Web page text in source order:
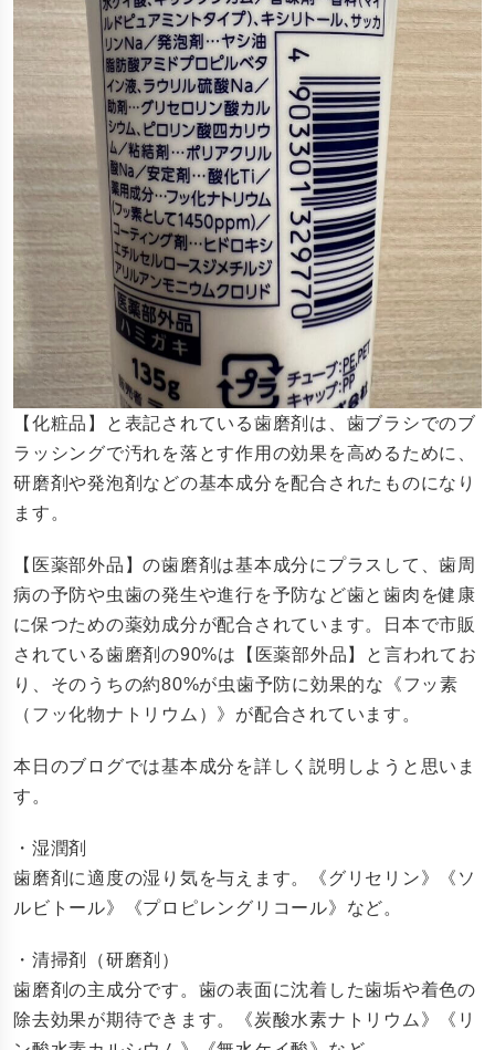
【化粧品】と表記されている歯磨剤は、歯ブラシでのブ
ラッシングで汚れを落とす作用の効果を高めるために、
研磨剤や発泡剤などの基本成分を配合されたものになり
ます。
【医薬部外品】の歯磨剤は基本成分にプラスして、歯周
病の予防や虫歯の発生や進行を予防など歯と歯肉を健康
に保つための薬効成分が配合されています。日本で市販
されている歯磨剤の90%は【医薬部外品】と言われてお
り、そのうちの約80%が虫歯予防に効果的な《フッ素
（フッ化物ナトリウム）》が配合されています。
本日のブログでは基本成分を詳しく説明しようと思いま
す。
・湿潤剤
歯磨剤に適度の湿り気を与えます。《グリセリン》《ソ
ルビトール》《プロピレングリコール》など。
・清掃剤（研磨剤）
歯磨剤の主成分です。歯の表面に沈着した歯垢や着色の
除去効果が期待できます。《炭酸水素ナトリウム》《リ